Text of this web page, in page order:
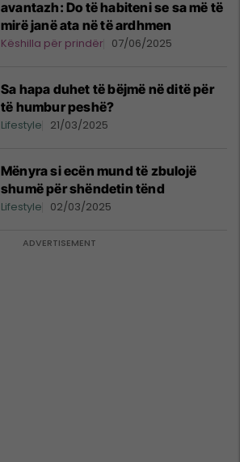
avantazh: Do të habiteni se sa më të
mirë janë ata në të ardhmen
Këshilla për prindër 07/06/2025
Sa hapa duhet të bëjmë në ditë për
të humbur peshë?
Lifestyle 21/03/2025
Mënyra si ecën mund të zbulojë
shumë për shëndetin tënd
Lifestyle 02/03/2025